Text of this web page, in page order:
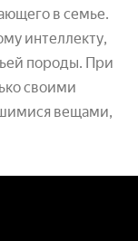
в семье.
интеллекту,
породы. При
своими
вещами,